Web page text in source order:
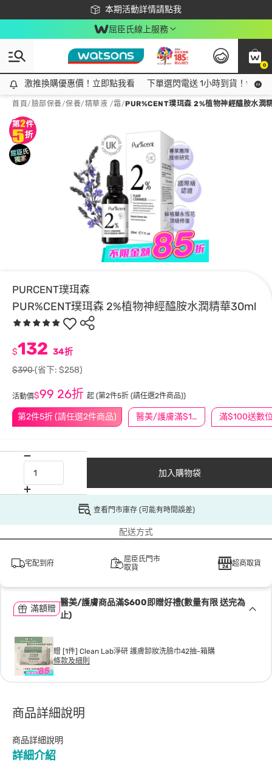
本期活動詳情請點我
下載app最高回饋$350
屈臣氏線上服務
0
激推換購優惠價！立即點我看
激推換購優惠價！立即點我看 下單選閃電送 1小時到貨！領神
首頁/臉部保養/保養/精華液 /霜/PUR%CENT璞珥森 2%植物神經醯胺水潤
PURCENT璞珥森
PUR%CENT璞珥森 2%植物神經醯胺水潤精華30ml
第2件5折 (請任選2件商品) 醫美/護膚滿$1200送$200
$132 34折
$390(省下: $258)
活動價$99 26折 起 (第2件5折 (請任選2件商品))
加入購物袋
查看門市庫存 (可能有時間誤差)
配送方式
宅配到府
屈臣氏門市
取貨
超商取貨
滿額贈
醫美/護膚商品滿$600即贈好禮(數量有限 送完為
止)
贈 [1件] Clean Lab淨研 護膚卸妝洗臉巾42抽-箱購
條款及細則
商品詳細說明
商品詳細說明
詳細介紹